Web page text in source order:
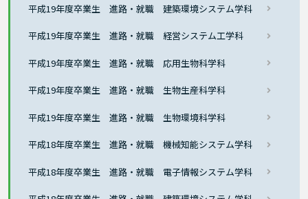
平成19年度卒業生 進路・就職 建築環境システム学科
平成19年度卒業生 進路・就職 経営システム工学科
平成19年度卒業生 進路・就職 応用生物科学科
平成19年度卒業生 進路・就職 生物生産科学科
平成19年度卒業生 進路・就職 生物環境科学科
平成18年度卒業生 進路・就職 機械知能システム学科
平成18年度卒業生 進路・就職 電子情報システム学科